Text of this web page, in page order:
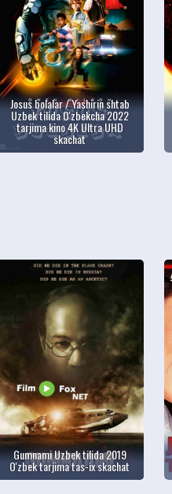
Josus bolalar / Yashirin shtab
Uzbek tilida O'zbekcha 2022
tarjima kino 4K Ultra UHD
skachat
Gumnami Uzbek tilida 2019
O'zbek tarjima tas-ix skachat